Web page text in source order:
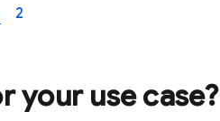
2
your use case?